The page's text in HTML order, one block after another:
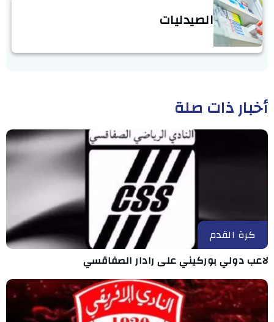
الصيدليات
أخبار ذات صلة
كرة القدم
لاعب دولي بوركيني على رادار الصفاقسي